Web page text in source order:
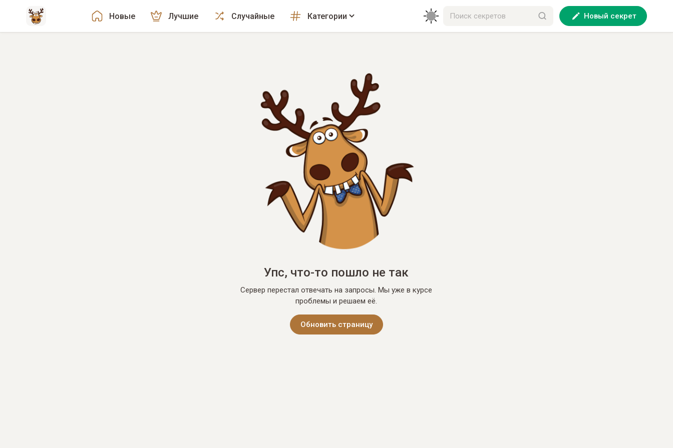
Новые Лучшие Случайные Категории Новый секрет
Упс, что-то пошло не так
Сервер перестал отвечать на запросы. Мы уже в курсе
проблемы и решаем её.
Обновить страницу